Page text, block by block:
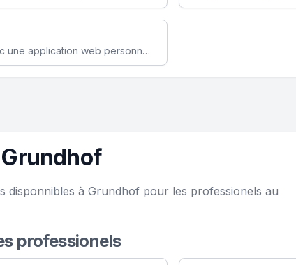
Améliorez l'efficacité de votre société avec une application web personnalisée accessible partout et tout le temps.
disponnibles à Grundhof pour les professionels au
professionels